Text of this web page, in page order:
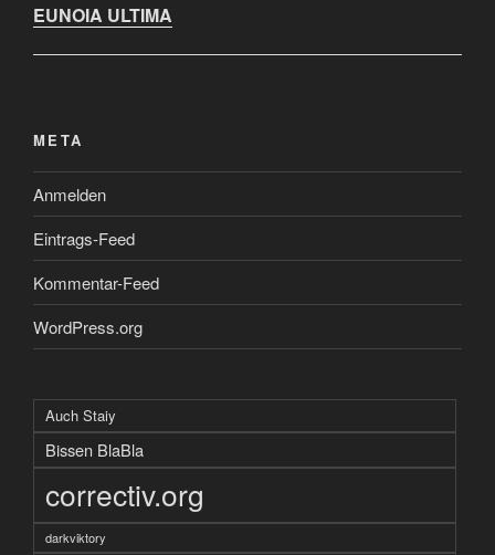
EUNOIA ULTIMA
META
Anmelden
Eintrags-Feed
Kommentar-Feed
WordPress.org
Auch Staiy
Bissen BlaBla
correctiv.org
darkviktory